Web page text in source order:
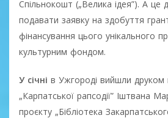
Спільнокошт („Велика ідея”). А це
подавати заявку на здобуття
фінансування цього унікального
культурним фондом.
У січні в Ужгороді вийшли друком
„Карпатської рапсодії” Іштвана
проєкту „Бібліотека